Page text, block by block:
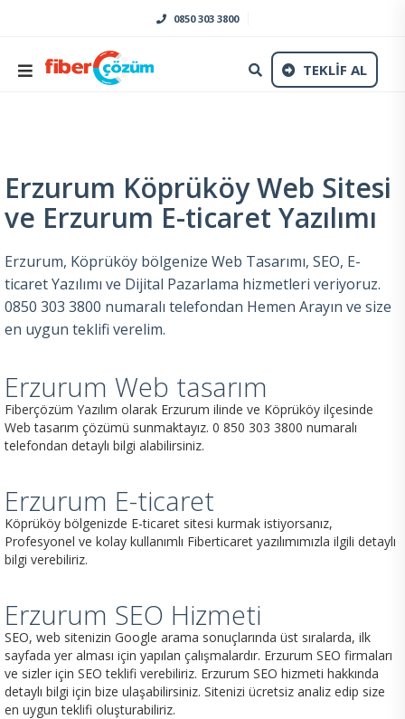
0850 303 3800
TEKLİF AL
Erzurum Köprüköy Web Sitesi
ve Erzurum E-ticaret Yazılımı
Erzurum, Köprüköy bölgenize Web Tasarımı, SEO, E-
ticaret Yazılımı ve Dijital Pazarlama hizmetleri veriyoruz.
0850 303 3800 numaralı telefondan Hemen Arayın ve size
en uygun teklifi verelim.
Erzurum Web tasarım
Fiberçözüm Yazılım olarak Erzurum ilinde ve Köprüköy ilçesinde
Web tasarım çözümü sunmaktayız. 0 850 303 3800 numaralı
telefondan detaylı bilgi alabilirsiniz.
Erzurum E-ticaret
Köprüköy bölgenizde E-ticaret sitesi kurmak istiyorsanız,
Profesyonel ve kolay kullanımlı Fiberticaret yazılımımızla ilgili detaylı
bilgi verebiliriz.
Erzurum SEO Hizmeti
SEO, web sitenizin Google arama sonuçlarında üst sıralarda, ilk
sayfada yer alması için yapılan çalışmalardır. Erzurum SEO firmaları
ve sizler için SEO teklifi verebiliriz. Erzurum SEO hizmeti hakkında
detaylı bilgi için bize ulaşabilirsiniz. Sitenizi ücretsiz analiz edip size
en uygun teklifi oluşturabiliriz.